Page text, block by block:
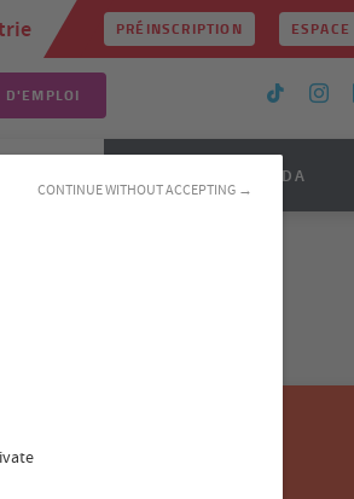
CONTINUE WITHOUT ACCEPTING →
AGENDA
D'EMPLOI
PRÉINSCRIPTION
SST